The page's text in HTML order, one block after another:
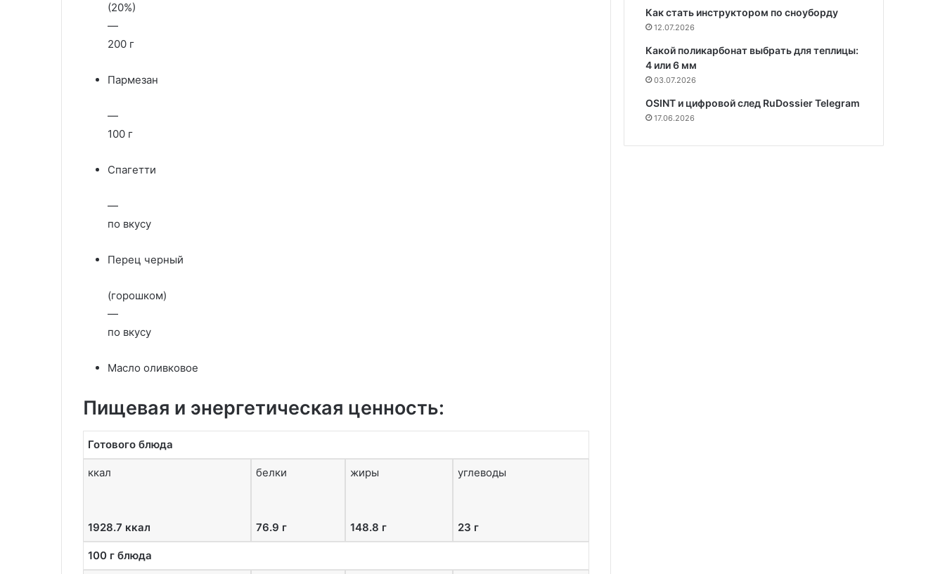
(20%)
—
200 г
Пармезан
—
100 г
Спагетти
—
по вкусу
Перец черный
(горошком)
—
по вкусу
Масло оливковое
Пищевая и энергетическая ценность:
Готового блюда
ккал
1928.7 ккал
белки
76.9 г
жиры
148.8 г
углеводы
23 г
100 г блюда
Как стать инструктором по сноуборду
12.07.2026
Какой поликарбонат выбрать для теплицы:
4 или 6 мм
03.07.2026
OSINT и цифровой след RuDossier Telegram
17.06.2026